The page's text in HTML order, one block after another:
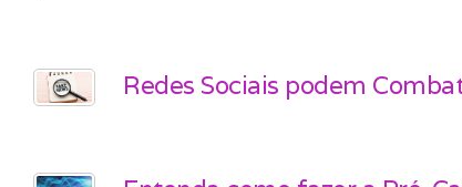
Redes Sociais podem